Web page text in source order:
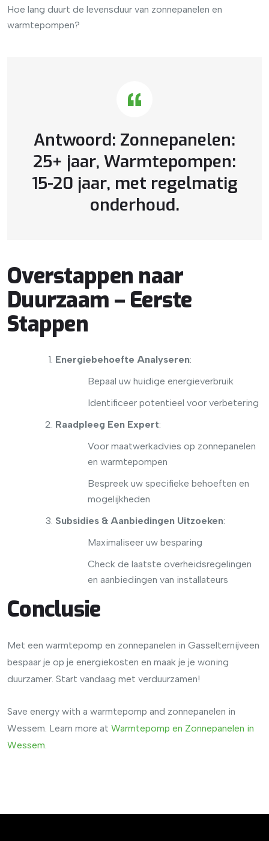
Hoe lang duurt de levensduur van zonnepanelen en
warmtepompen?
Antwoord: Zonnepanelen:
25+ jaar, Warmtepompen:
15-20 jaar, met regelmatig
onderhoud.
Overstappen naar
Duurzaam – Eerste
Stappen
Energiebehoefte Analyseren:
Bepaal uw huidige energieverbruik
Identificeer potentieel voor verbetering
Raadpleeg Een Expert:
Voor maatwerkadvies op zonnepanelen
en warmtepompen
Bespreek uw specifieke behoeften en
mogelijkheden
Subsidies & Aanbiedingen Uitzoeken:
Maximaliseer uw besparing
Check de laatste overheidsregelingen
en aanbiedingen van installateurs
Conclusie
Met een warmtepomp en zonnepanelen in Gasselternijveen
bespaar je op je energiekosten en maak je je woning
duurzamer. Start vandaag met verduurzamen!
Save energy with a warmtepomp and zonnepanelen in
Wessem. Learn more at Warmtepomp en Zonnepanelen in
Wessem.